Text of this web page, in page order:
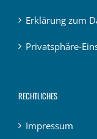
Erklärung zum
Privatsphäre-
RECHTLICHES
Impressum